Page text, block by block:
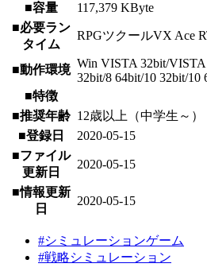
■容量
117,379 KByte
■必要ラン
タイム
RPGツクールVX Ace
■動作環境 Win VISTA 32bit/
32bit/8 64bit/10 32bit/10
■特徴
■推奨年齢 12歳以上（中学生～）
■登録日
2020-05-15
■ファイル
更新日
2020-05-15
■情報更新
日
2020-05-15
#シミュレーションゲーム
#戦略シミュレーション